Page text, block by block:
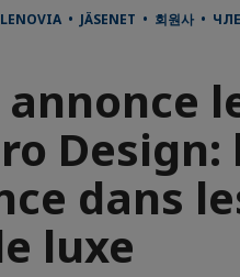
• JÄSENET • 회원사 •
annonce
Design:
dans
luxe